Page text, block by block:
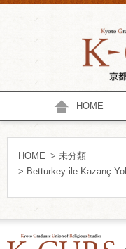
HOME
HOME > 未分類
> Betturkey ile Kazanç